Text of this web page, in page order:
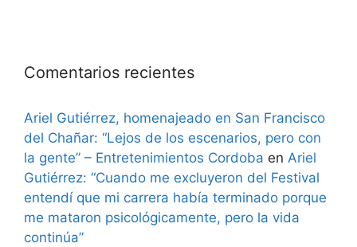
Comentarios recientes
Ariel Gutiérrez, homenajeado en San Francisco
del Chañar: “Lejos de los escenarios, pero con
la gente” – Entretenimientos Cordoba en Ariel
Gutiérrez: “Cuando me excluyeron del Festival
entendí que mi carrera había terminado porque
me mataron psicológicamente, pero la vida
continúa”